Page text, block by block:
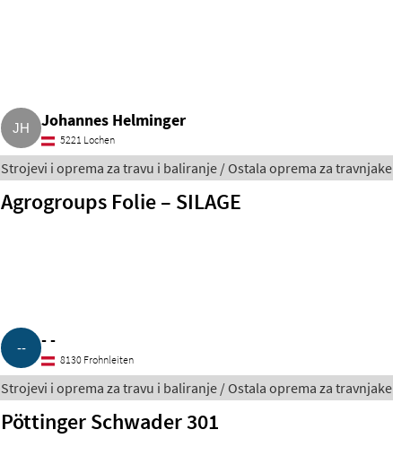
Johannes Helminger
5221 Lochen
Strojevi i oprema za travu i baliranje / Ostala oprema za travnjake
Agrogroups Folie – SILAGE
- -
8130 Frohnleiten
Strojevi i oprema za travu i baliranje / Ostala oprema za travnjake
Pöttinger Schwader 301